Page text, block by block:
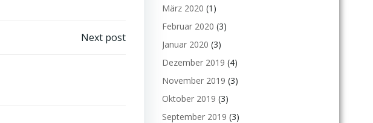
Next post
März 2020 (1)
Februar 2020 (3)
Januar 2020 (3)
Dezember 2019 (4)
November 2019 (3)
Oktober 2019 (3)
September 2019 (3)